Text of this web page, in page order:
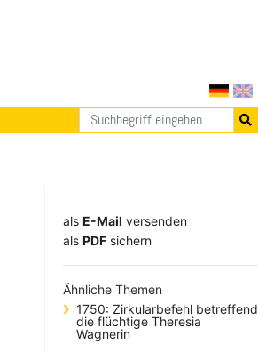
als E-Mail versenden
​​​​​​​​​​​​​​​​​als PDF sichern
Ähnliche Themen
1750: Zirkularbefehl betreffend
die flüchtige Theresia
Wagnerin